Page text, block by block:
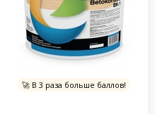
🚀 В 3 раза больше баллов!